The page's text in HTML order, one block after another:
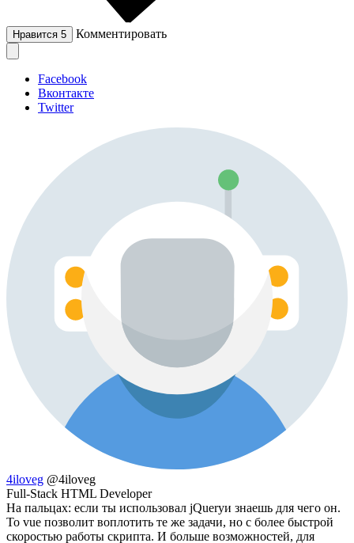
Нравится 5 Комментировать
Facebook
Вконтакте
Twitter
4iloveg @4iloveg
Full-Stack HTML Developer
На пальцах: если ты использовал jQueryи знаешь для чего он.
То vue позволит воплотить те же задачи, но с более быстрой
скоростью работы скрипта. И больше возможностей, для